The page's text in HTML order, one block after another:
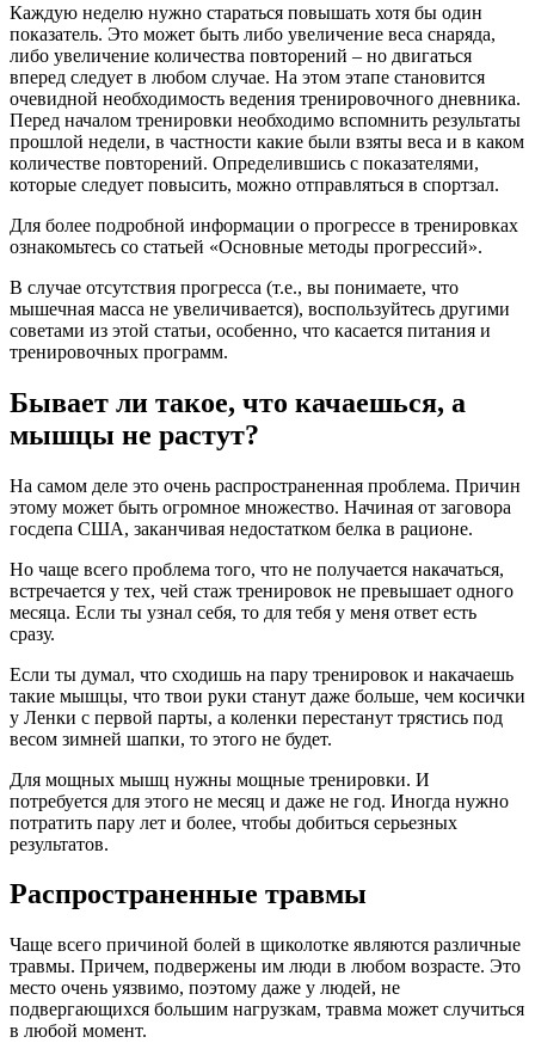
Каждую неделю нужно стараться повышать хотя бы один
показатель. Это может быть либо увеличение веса снаряда,
либо увеличение количества повторений – но двигаться
вперед следует в любом случае. На этом этапе становится
очевидной необходимость ведения тренировочного дневника.
Перед началом тренировки необходимо вспомнить результаты
прошлой недели, в частности какие были взяты веса и в каком
количестве повторений. Определившись с показателями,
которые следует повысить, можно отправляться в спортзал.
Для более подробной информации о прогрессе в тренировках
ознакомьтесь со статьей «Основные методы прогрессий».
В случае отсутствия прогресса (т.е., вы понимаете, что
мышечная масса не увеличивается), воспользуйтесь другими
советами из этой статьи, особенно, что касается питания и
тренировочных программ.
Бывает ли такое, что качаешься, а
мышцы не растут?
На самом деле это очень распространенная проблема. Причин
этому может быть огромное множество. Начиная от заговора
госдепа США, заканчивая недостатком белка в рационе.
Но чаще всего проблема того, что не получается накачаться,
встречается у тех, чей стаж тренировок не превышает одного
месяца. Если ты узнал себя, то для тебя у меня ответ есть
сразу.
Если ты думал, что сходишь на пару тренировок и накачаешь
такие мышцы, что твои руки станут даже больше, чем косички
у Ленки с первой парты, а коленки перестанут трястись под
весом зимней шапки, то этого не будет.
Для мощных мышц нужны мощные тренировки. И
потребуется для этого не месяц и даже не год. Иногда нужно
потратить пару лет и более, чтобы добиться серьезных
результатов.
Распространенные травмы
Чаще всего причиной болей в щиколотке являются различные
травмы. Причем, подвержены им люди в любом возрасте. Это
место очень уязвимо, поэтому даже у людей, не
подвергающихся большим нагрузкам, травма может случиться
в любой момент.